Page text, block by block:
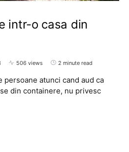
intr-o casa din
506 views 2 minute read
persoane atunci cand aud ca
din containere, nu privesc